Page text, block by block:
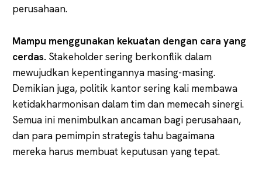
perusahaan.
Mampu menggunakan kekuatan dengan cara yang
cerdas. Stakeholder sering berkonflik dalam
mewujudkan kepentingannya masing-masing.
Demikian juga, politik kantor sering kali membawa
ketidakharmonisan dalam tim dan memecah sinergi.
Semua ini menimbulkan ancaman bagi perusahaan,
dan para pemimpin strategis tahu bagaimana
mereka harus membuat keputusan yang tepat.